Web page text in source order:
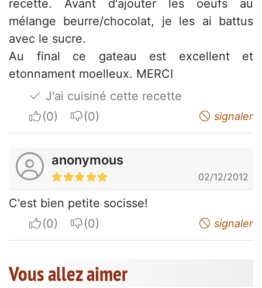
recette. Avant d'ajouter les oeufs au
mélange beurre/chocolat, je les ai battus
avec le sucre.
Au final ce gateau est excellent et
etonnament moelleux. MERCI
J'ai cuisiné cette recette
I apreciateI do not appreciate signaler
anonymous
02/12/2012
C'est bien petite socisse!
I apreciateI do not appreciate signaler
Vous allez aimer